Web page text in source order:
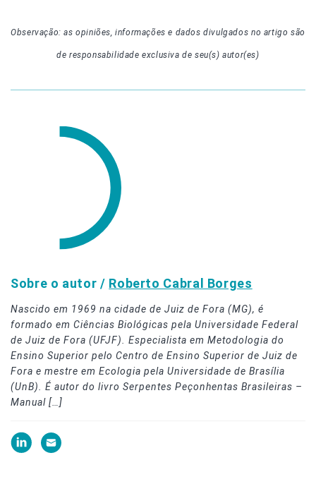
Observação: as opiniões, informações e dados divulgados no artigo são
de responsabilidade exclusiva de seu(s) autor(es)
Sobre o autor / Roberto Cabral Borges
Nascido em 1969 na cidade de Juiz de Fora (MG), é
formado em Ciências Biológicas pela Universidade Federal
de Juiz de Fora (UFJF). Especialista em Metodologia do
Ensino Superior pelo Centro de Ensino Superior de Juiz de
Fora e mestre em Ecologia pela Universidade de Brasília
(UnB). É autor do livro Serpentes Peçonhentas Brasileiras –
Manual […]